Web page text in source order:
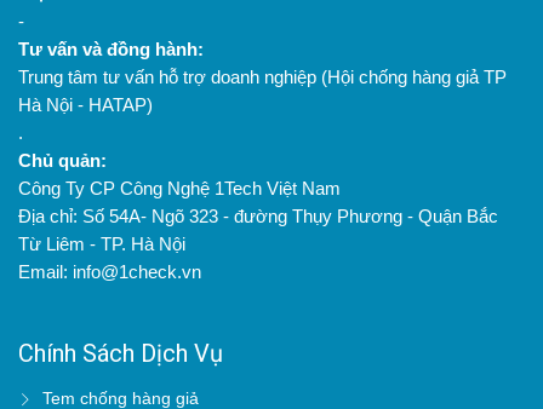
-
Tư vấn và đồng hành:
Trung tâm tư vấn hỗ trợ doanh nghiệp (Hội chống hàng giả TP
Hà Nội - HATAP)
.
Chủ quản:
Công Ty CP Công Nghệ 1Tech Việt Nam
Địa chỉ: Số 54A- Ngõ 323 - đường Thụy Phương - Quận Bắc
Từ Liêm - TP. Hà Nội
Email: info@1check.vn
Chính Sách Dịch Vụ
Tem chống hàng giả